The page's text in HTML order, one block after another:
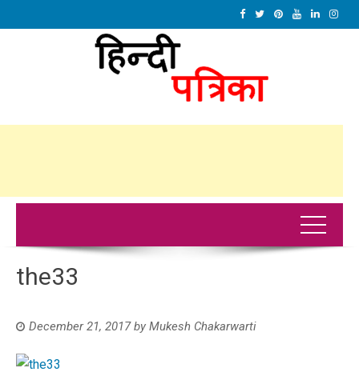
the33
December 21, 2017by Mukesh Chakarwarti